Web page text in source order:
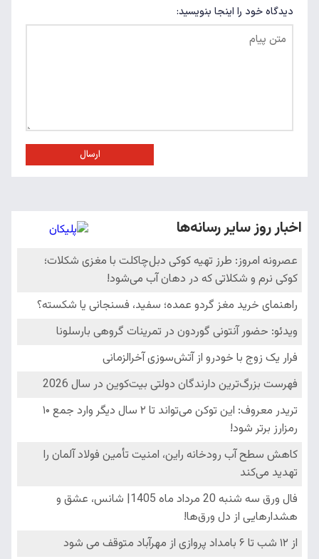
دیدگاه خود را اینجا بنویسید:
ارسال